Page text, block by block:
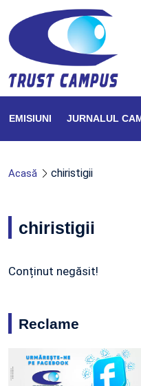
EMISIUNI JURNALUL
Acasă chiristigii
chiristigii
Conținut negăsit!
Reclame